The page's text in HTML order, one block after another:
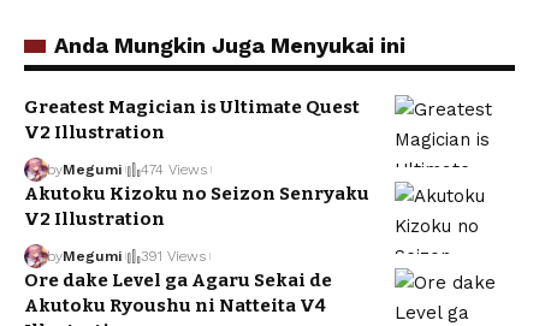
Anda Mungkin Juga Menyukai ini
Greatest Magician is Ultimate Quest
V2 Illustration
byMegumi 474 Views
Akutoku Kizoku no Seizon Senryaku
V2 Illustration
byMegumi 391 Views
Ore dake Level ga Agaru Sekai de
Akutoku Ryoushu ni Natteita V4